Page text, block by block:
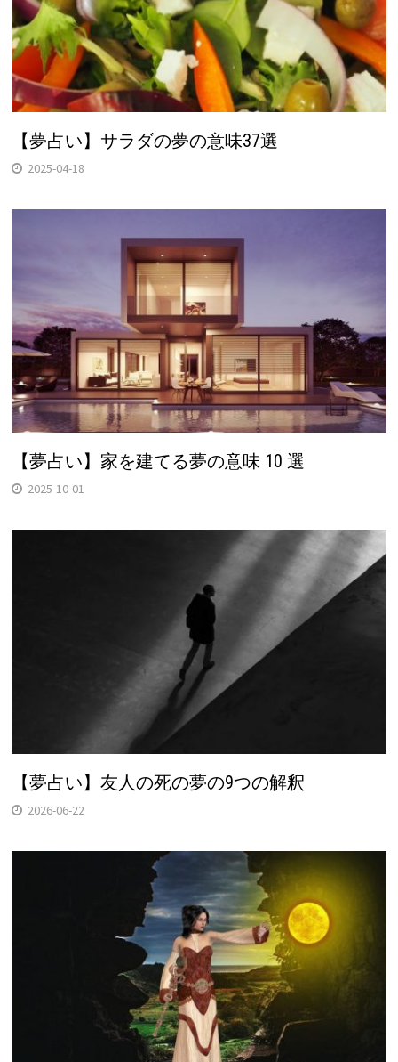
【夢占い】サラダの夢の意味37選
2025-04-18
【夢占い】家を建てる夢の意味 10 選
2025-10-01
【夢占い】友人の死の夢の9つの解釈
2026-06-22